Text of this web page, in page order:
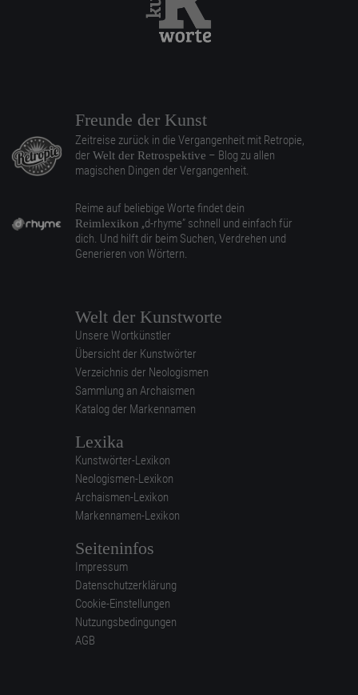
Freunde der Kunst
Zeitreise zurück in die Vergangenheit mit Retropie,
der Welt der Retrospektive – Blog zu allen
magischen Dingen der Vergangenheit.
Reime auf beliebige Worte findet dein
Reimlexikon „d-rhyme” schnell und einfach für
dich. Und hilft dir beim Suchen, Verdrehen und
Generieren von Wörtern.
Welt der Kunstworte
Unsere Wortkünstler
Übersicht der Kunstwörter
Verzeichnis der Neologismen
Sammlung an Archaismen
Katalog der Markennamen
Lexika
Kunstwörter-Lexikon
Neologismen-Lexikon
Archaismen-Lexikon
Markennamen-Lexikon
Seiteninfos
Impressum
Datenschutzerklärung
Cookie-Einstellungen
Nutzungsbedingungen
AGB